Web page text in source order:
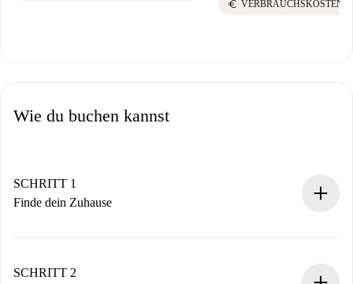
euro VERBRAUCHSKOSTEN
Wie du buchen kannst
SCHRITT 1
Finde dein Zuhause
Du erhältst alle notwendigen Informationen im Voraus.
SCHRITT 2